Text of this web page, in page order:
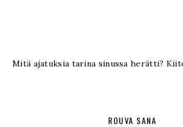
Mitä ajatuksia tarina sinussa herätti?
ROUVA SANA